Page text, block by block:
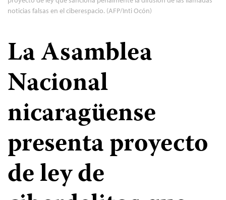
noticias falsas en el ciberespacio. (AFP/Inti Ocón)
La Asamblea
Nacional
nicaragüense
presenta proyecto
de ley de